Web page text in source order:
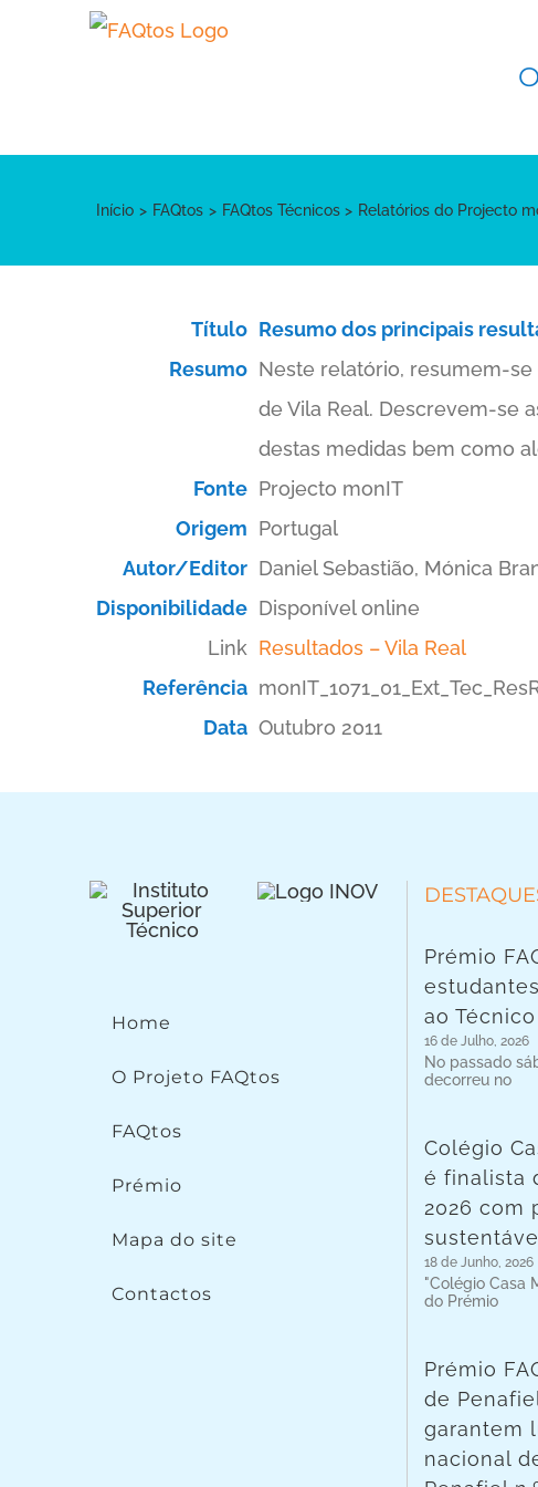
Início FAQtos FAQtos Técnicos Relatórios do Projecto
Título Resumo dos principais
Resumo Neste relatório, resumem-
de Vila Real. Descrevem-se
destas medidas bem como
Fonte Projecto monIT
Origem Portugal
Autor/Editor Daniel Sebastião, Mónica
Disponibilidade Disponível online
Link Resultados – Vila Real
Referência
Data Outubro 2011
Home
O Projeto FAQtos
FAQtos
Prémio
Mapa do site
Contactos
Prémio
ao Técnico
16 de Julho, 2026
No passado
decorreu no
Colégio
é finalista
2026 com
18 de Junho, 2026
"Colégio Casa
do Prémio
Prémio
de
garantem
nacional